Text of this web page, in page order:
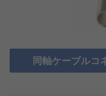
同軸ケーブルコ